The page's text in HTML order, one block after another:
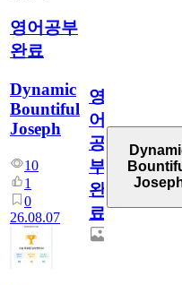
영어공부
완료
Dynamic
Bountiful
Joseph
10
1
0
26.08.07
영
어
공
부
완
료